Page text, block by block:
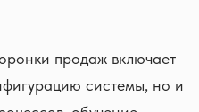
продаж включает
системы, но и